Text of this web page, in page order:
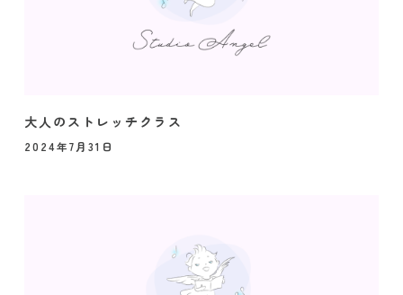
大人のストレッチクラス
2024年7月31日